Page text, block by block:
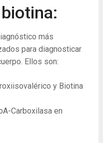
más
para diagnosticar
Ellos son:
y Biotina
Carboxilasa en